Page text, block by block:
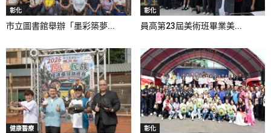
彰化
市立圖書館舉辦「墨彩築夢...
彰化
員高第23屆美術班畢業美...
健康醫療 彰化